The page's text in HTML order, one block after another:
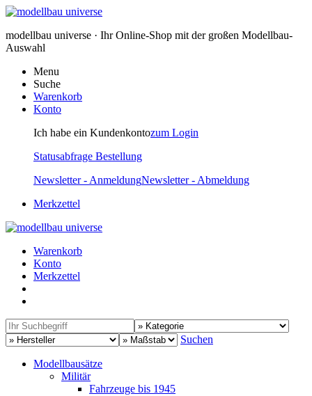
modellbau universe · Ihr Online-Shop mit der großen Modellbau-
Auswahl
Menu
Suche
Warenkorb
Konto
Ich habe ein Kundenkontozum Login
Statusabfrage Bestellung
Newsletter - AnmeldungNewsletter - Abmeldung
Merkzettel
Warenkorb
Konto
Merkzettel
Suchen
Modellbausätze
Militär
Fahrzeuge bis 1945